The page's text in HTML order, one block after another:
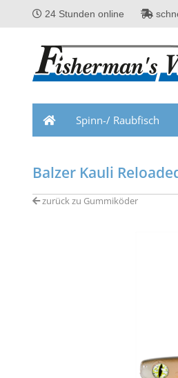
24 Stunden online
Spinn-/ Raubfisch
Balzer Kauli
zurück zu Gummiköder